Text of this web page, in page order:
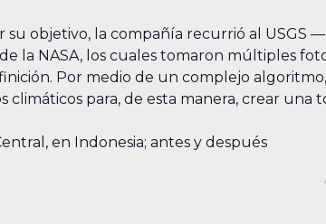
su objetivo, la compañía recurrió al USGS
la NASA, los cuales tomaron múltiples
Por medio de un complejo
climáticos para, de esta manera, crear una